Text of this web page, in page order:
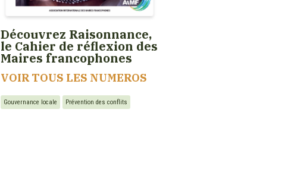
Découvrez Raisonnance,
le Cahier de réflexion des
Maires francophones
VOIR TOUS LES NUMEROS
Gouvernance locale Prévention des conflits